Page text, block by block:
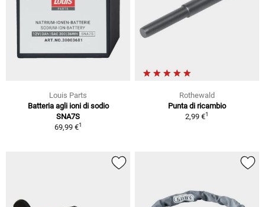
Louis Parts
Batteria agli ioni di sodio
SNA7S
69,99 €1
Rothewald
Punta di ricambio
2,99 €1